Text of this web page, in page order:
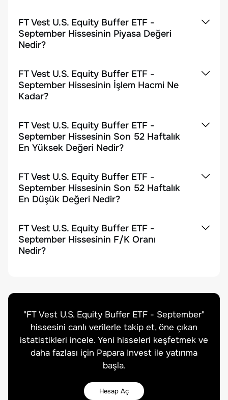
FT Vest U.S. Equity Buffer ETF -
September Hissesinin Piyasa Değeri
Nedir?
FT Vest U.S. Equity Buffer ETF -
September Hissesinin İşlem Hacmi Ne
Kadar?
FT Vest U.S. Equity Buffer ETF -
September Hissesinin Son 52 Haftalık
En Yüksek Değeri Nedir?
FT Vest U.S. Equity Buffer ETF -
September Hissesinin Son 52 Haftalık
En Düşük Değeri Nedir?
FT Vest U.S. Equity Buffer ETF -
September Hissesinin F/K Oranı
Nedir?
"FT Vest U.S. Equity Buffer ETF - September"
hissesini canlı verilerle takip et, öne çıkan
istatistikleri incele. Yeni hisseleri keşfetmek ve
daha fazlası için Papara Invest ile yatırıma
başla.
Hesap Aç